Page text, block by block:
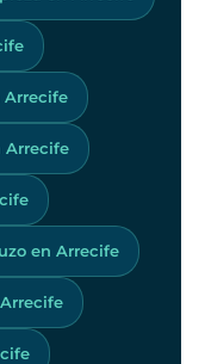
Arrecife
en Arrecife